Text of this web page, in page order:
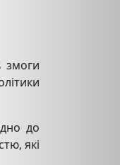
змоги
до
які